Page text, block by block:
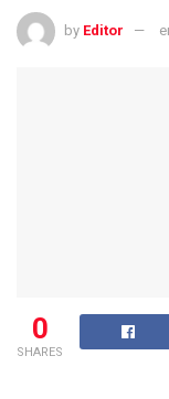
by Editor
0
SHARES